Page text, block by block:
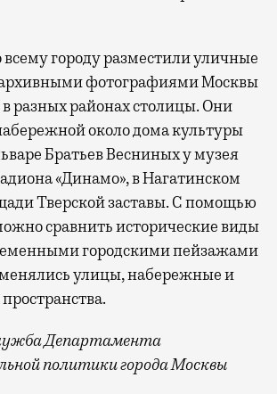
всему городу разместили уличные
архивными фотографиями Москвы
в разных районах столицы. Они
около дома культуры
Братьев Весниных у музея
«Динамо», в Нагатинском
Тверской заставы. С помощью
сравнить исторические виды
городскими пейзажами
улицы, набережные и
Департамента
политики города Москвы